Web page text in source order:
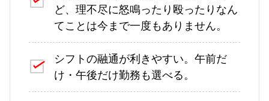
ど、理不尽に怒鳴ったり殴ったりなん
てことは今まで一度もありません。
シフトの融通が利きやすい。午前だ
け・午後だけ勤務も選べる。